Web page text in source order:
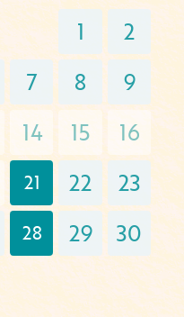
1
2
7 8
9
14 15
16
21 22 23
28 29 30